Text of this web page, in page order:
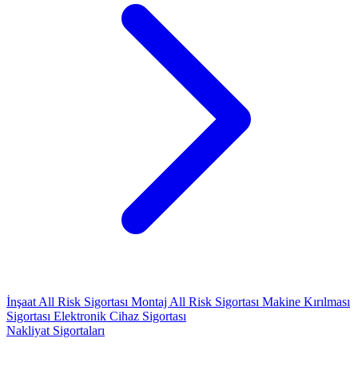
İnşaat All Risk Sigortası Montaj All Risk Sigortası Makine Kırılması
Sigortası Elektronik Cihaz Sigortası
Nakliyat Sigortaları